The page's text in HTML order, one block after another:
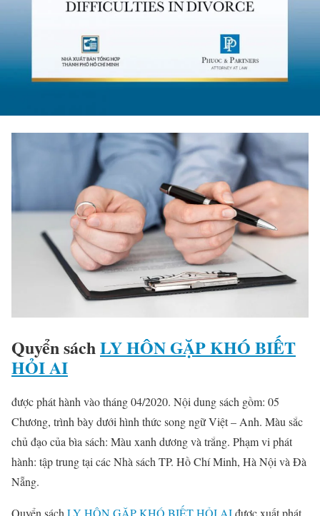
Quyển sáchLY HÔN GẶP KHÓ BIẾT
HỎI AI
được phát hành vào tháng 04/2020. Nội dung sách gồm: 05
Chương, trình bày dưới hình thức song ngữ Việt – Anh. Màu sắc
chủ đạo của bìa sách: Màu xanh dương và trắng. Phạm vi phát
hành: tập trung tại các Nhà sách TP. Hồ Chí Minh, Hà Nội và Đà
Nẵng.
Quyển sách LY HÔN GẶP KHÓ BIẾT HỎI AIđược xuất phát